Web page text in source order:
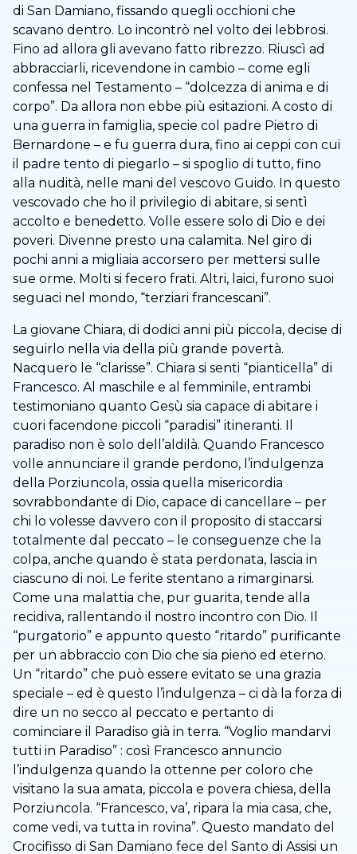
di San Damiano, fissando quegli occhioni che
scavano dentro. Lo incontrò nel volto dei lebbrosi.
Fino ad allora gli avevano fatto ribrezzo. Riuscì ad
abbracciarli, ricevendone in cambio – come egli
confessa nel Testamento – “dolcezza di anima e di
corpo”. Da allora non ebbe più esitazioni. A costo di
una guerra in famiglia, specie col padre Pietro di
Bernardone – e fu guerra dura, fino ai ceppi con cui
il padre tento di piegarlo – si spoglio di tutto, fino
alla nudità, nelle mani del vescovo Guido. In questo
vescovado che ho il privilegio di abitare, si sentì
accolto e benedetto. Volle essere solo di Dio e dei
poveri. Divenne presto una calamita. Nel giro di
pochi anni a migliaia accorsero per mettersi sulle
sue orme. Molti si fecero frati. Altri, laici, furono suoi
seguaci nel mondo, “terziari francescani”.
La giovane Chiara, di dodici anni più piccola, decise di
seguirlo nella via della più grande povertà.
Nacquero le “clarisse”. Chiara si senti “pianticella” di
Francesco. Al maschile e al femminile, entrambi
testimoniano quanto Gesù sia capace di abitare i
cuori facendone piccoli “paradisi” itineranti. Il
paradiso non è solo dell’aldilà. Quando Francesco
volle annunciare il grande perdono, l’indulgenza
della Porziuncola, ossia quella misericordia
sovrabbondante di Dio, capace di cancellare – per
chi lo volesse davvero con il proposito di staccarsi
totalmente dal peccato – le conseguenze che la
colpa, anche quando è stata perdonata, lascia in
ciascuno di noi. Le ferite stentano a rimarginarsi.
Come una malattia che, pur guarita, tende alla
recidiva, rallentando il nostro incontro con Dio. Il
“purgatorio” e appunto questo “ritardo” purificante
per un abbraccio con Dio che sia pieno ed eterno.
Un “ritardo” che può essere evitato se una grazia
speciale – ed è questo l’indulgenza – ci dà la forza di
dire un no secco al peccato e pertanto di
cominciare il Paradiso già in terra. “Voglio mandarvi
tutti in Paradiso” : così Francesco annuncio
l’indulgenza quando la ottenne per coloro che
visitano la sua amata, piccola e povera chiesa, della
Porziuncola. “Francesco, va’, ripara la mia casa, che,
come vedi, va tutta in rovina”. Questo mandato del
Crocifisso di San Damiano fece del Santo di Assisi un